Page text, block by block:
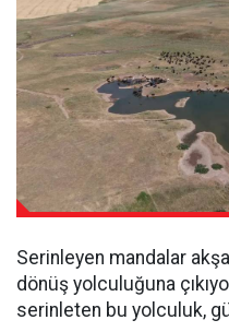
Serinleyen mandalar
dönüş yolculuğuna
serinleten bu yolculuk,